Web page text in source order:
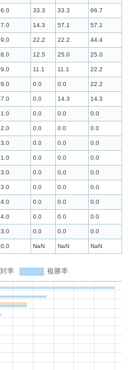
6.0 33.3 33.3 66.7
7.0 14.3 57.1 57.1
9.0 22.2 22.2 44.4
8.0 12.5 25.0 25.0
9.0 11.1 11.1 22.2
9.0 0.0 0.0 22.2
7.0 0.0 14.3 14.3
1.0 0.0 0.0 0.0
2.0 0.0 0.0 0.0
3.0 0.0 0.0 0.0
1.0 0.0 0.0 0.0
3.0 0.0 0.0 0.0
3.0 0.0 0.0 0.0
4.0 0.0 0.0 0.0
4.0 0.0 0.0 0.0
3.0 0.0 0.0 0.0
0.0 NaN NaN NaN